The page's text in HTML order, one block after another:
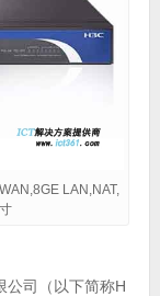
LAN,NAT,
公司（以下简称H